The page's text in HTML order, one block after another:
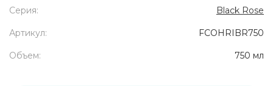
Серия: Black Rose
Артикул: FCOHRIBR750
Объем: 750 мл